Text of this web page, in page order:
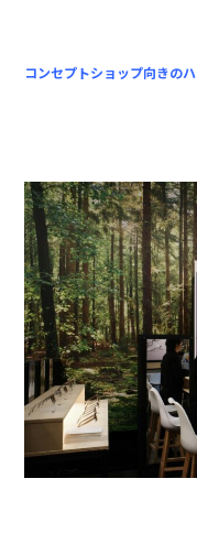
コンセプトショップ向きの